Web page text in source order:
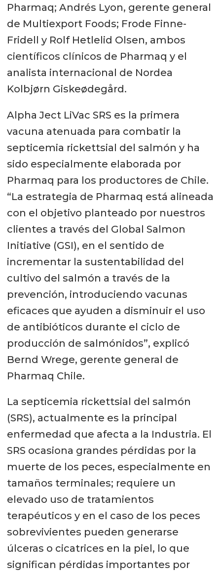
Pharmaq; Andrés Lyon, gerente general
de Multiexport Foods; Frode Finne-
Fridell y Rolf Hetlelid Olsen, ambos
científicos clínicos de Pharmaq y el
analista internacional de Nordea
Kolbjørn Giskeødegård.
Alpha Ject LiVac SRS es la primera
vacuna atenuada para combatir la
septicemia rickettsial del salmón y ha
sido especialmente elaborada por
Pharmaq para los productores de Chile.
“La estrategia de Pharmaq está alineada
con el objetivo planteado por nuestros
clientes a través del Global Salmon
Initiative (GSI), en el sentido de
incrementar la sustentabilidad del
cultivo del salmón a través de la
prevención, introduciendo vacunas
eficaces que ayuden a disminuir el uso
de antibióticos durante el ciclo de
producción de salmónidos”, explicó
Bernd Wrege, gerente general de
Pharmaq Chile.
La septicemia rickettsial del salmón
(SRS), actualmente es la principal
enfermedad que afecta a la Industria. El
SRS ocasiona grandes pérdidas por la
muerte de los peces, especialmente en
tamaños terminales; requiere un
elevado uso de tratamientos
terapéuticos y en el caso de los peces
sobrevivientes pueden generarse
úlceras o cicatrices en la piel, lo que
significan pérdidas importantes por